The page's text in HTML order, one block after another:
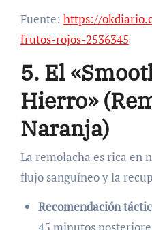
Fuente: https://
frutos-rojos-2536345
5. El
Hierro»
Naranja)
La remolacha es rica en
flujo sanguíneo y la
Recomendación